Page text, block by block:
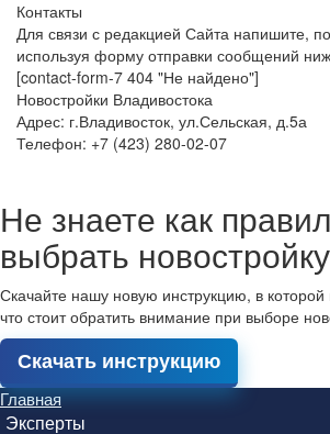
Контакты
Для связи с редакцией Сайта напишите,
используя форму отправки сообщений
[contact-form-7 404 "Не найдено"]
Новостройки Владивостока
Адрес: г.Владивосток, ул.Сельская, д.5а
Телефон: +7 (423) 280-02-07
Не знаете как
выбрать
Скачайте нашу новую инструкцию, в
что стоит обратить внимание при выборе
Скачать инструкцию
Главная
Эксперты